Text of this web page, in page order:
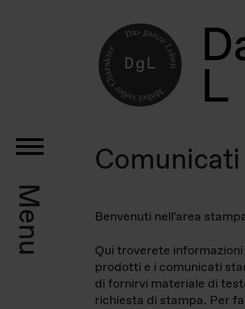
D
L
Menu Benvenuti nell'area
Qui troverete
prodotti e i comunicati
di fornirvi materiale di
richiesta di stampa. Per